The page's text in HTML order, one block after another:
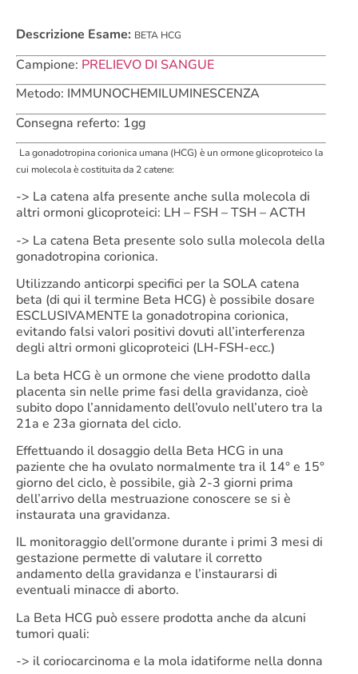
Descrizione Esame: BETA HCG
Campione: PRELIEVO DI SANGUE
Metodo: IMMUNOCHEMILUMINESCENZA
Consegna referto: 1gg
La gonadotropina corionica umana (HCG) è un ormone glicoproteico la
cui molecola è costituita da 2 catene:
-> La catena alfa presente anche sulla molecola di
altri ormoni glicoproteici: LH – FSH – TSH – ACTH
-> La catena Beta presente solo sulla molecola della
gonadotropina corionica.
Utilizzando anticorpi specifici per la SOLA catena
beta (di qui il termine Beta HCG) è possibile dosare
ESCLUSIVAMENTE la gonadotropina corionica,
evitando falsi valori positivi dovuti all’interferenza
degli altri ormoni glicoproteici (LH-FSH-ecc.)
La beta HCG è un ormone che viene prodotto dalla
placenta sin nelle prime fasi della gravidanza, cioè
subito dopo l’annidamento dell’ovulo nell’utero tra la
21a e 23a giornata del ciclo.
Effettuando il dosaggio della Beta HCG in una
paziente che ha ovulato normalmente tra il 14° e 15°
giorno del ciclo, è possibile, già 2-3 giorni prima
dell’arrivo della mestruazione conoscere se si è
instaurata una gravidanza.
IL monitoraggio dell’ormone durante i primi 3 mesi di
gestazione permette di valutare il corretto
andamento della gravidanza e l’instaurarsi di
eventuali minacce di aborto.
La Beta HCG può essere prodotta anche da alcuni
tumori quali:
-> il coriocarcinoma e la mola idatiforme nella donna